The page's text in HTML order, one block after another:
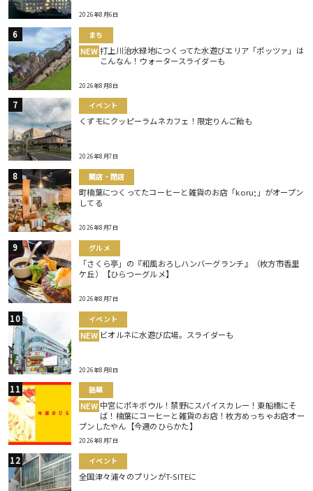
2026年8月6日
まち
NEW 打上川治水緑地につくってた水遊びエリア「ポッツァ」は
こんなん！ウォータースライダーも
2026年8月8日
イベント
くずモにクッピーラムネカフェ！限定りんご飴も
2026年8月7日
開店・閉店
町楠葉につくってたコーヒーと雑貨のお店「koru;」がオープン
してる
2026年8月7日
グルメ
「さくら亭」の『和風おろしハンバーグランチ』（枚方市香里
ケ丘）【ひらつーグルメ】
2026年8月7日
イベント
NEW ビオルネに水遊び広場。スライダーも
2026年8月8日
話題
NEW 中宮にポキボウル！禁野にスパイスカレー！東船橋にそ
ば！楠葉にコーヒーと雑貨のお店！枚方めっちゃお店オー
プンしたやん【今週のひらかた】
2026年8月7日
イベント
全国津々浦々のプリンがT-SITEに